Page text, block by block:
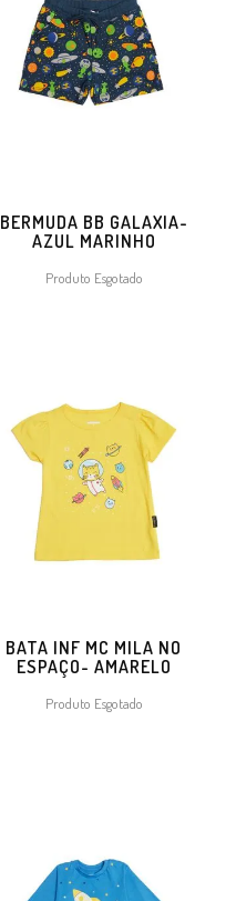
BERMUDA BB GALAXIA-
AZUL MARINHO
Produto Esgotado
BATA INF MC MILA NO
ESPAÇO- AMARELO
Produto Esgotado